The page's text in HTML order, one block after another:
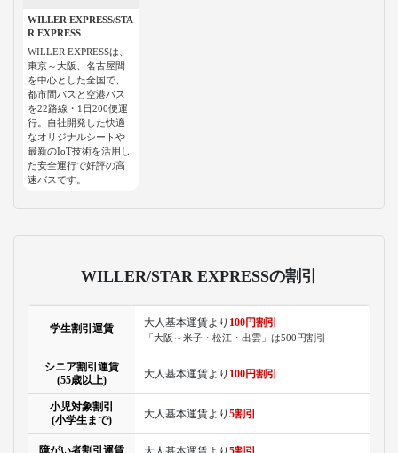
WILLER EXPRESS/STA
R EXPRESS
WILLER EXPRESSは、
東京～大阪、名古屋間
を中心とした全国で、
都市間バスと空港バス
を22路線・1日200便運
行。自社開発した快適
なオリジナルシートや
最新のIoT技術を活用し
た安全運行で好評の高
速バスです。
WILLER/STAR EXPRESSの割引
学生割引運賃
大人基本運賃より 100円割引
「大阪～米子・松江・出雲」は500円割引
シニア割引運賃
(55歳以上)
大人基本運賃より 100円割引
小児対象割引
(小学生まで)
大人基本運賃より 5割引